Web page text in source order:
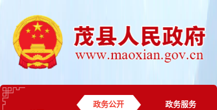
政务公开 政务服务